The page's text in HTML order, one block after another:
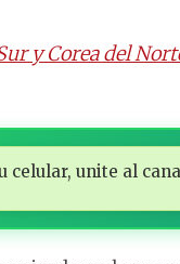
y Corea del
celular, unite al